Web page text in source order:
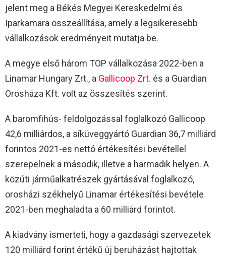
jelent meg a Békés Megyei Kereskedelmi és
Iparkamara összeállítása, amely a legsikeresebb
vállalkozások eredményeit mutatja be.
A megye első három TOP vállalkozása 2022-ben a
Linamar Hungary Zrt., a Gallicoop Zrt. és a Guardian
Orosháza Kft. volt az összesítés szerint.
A baromfihús- feldolgozással foglalkozó Gallicoop
42,6 milliárdos, a síküveggyártó Guardian 36,7 milliárd
forintos 2021-es nettó értékesítési bevétellel
szerepelnek a második, illetve a harmadik helyen. A
közúti járműalkatrészek gyártásával foglalkozó,
orosházi székhelyű Linamar értékesítési bevétele
2021-ben meghaladta a 60 milliárd forintot.
A kiadvány ismerteti, hogy a gazdasági szervezetek
120 milliárd forint értékű új beruházást hajtottak